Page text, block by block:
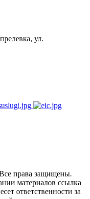
ул.
права защищены.
материалов ссылка
ответственности за